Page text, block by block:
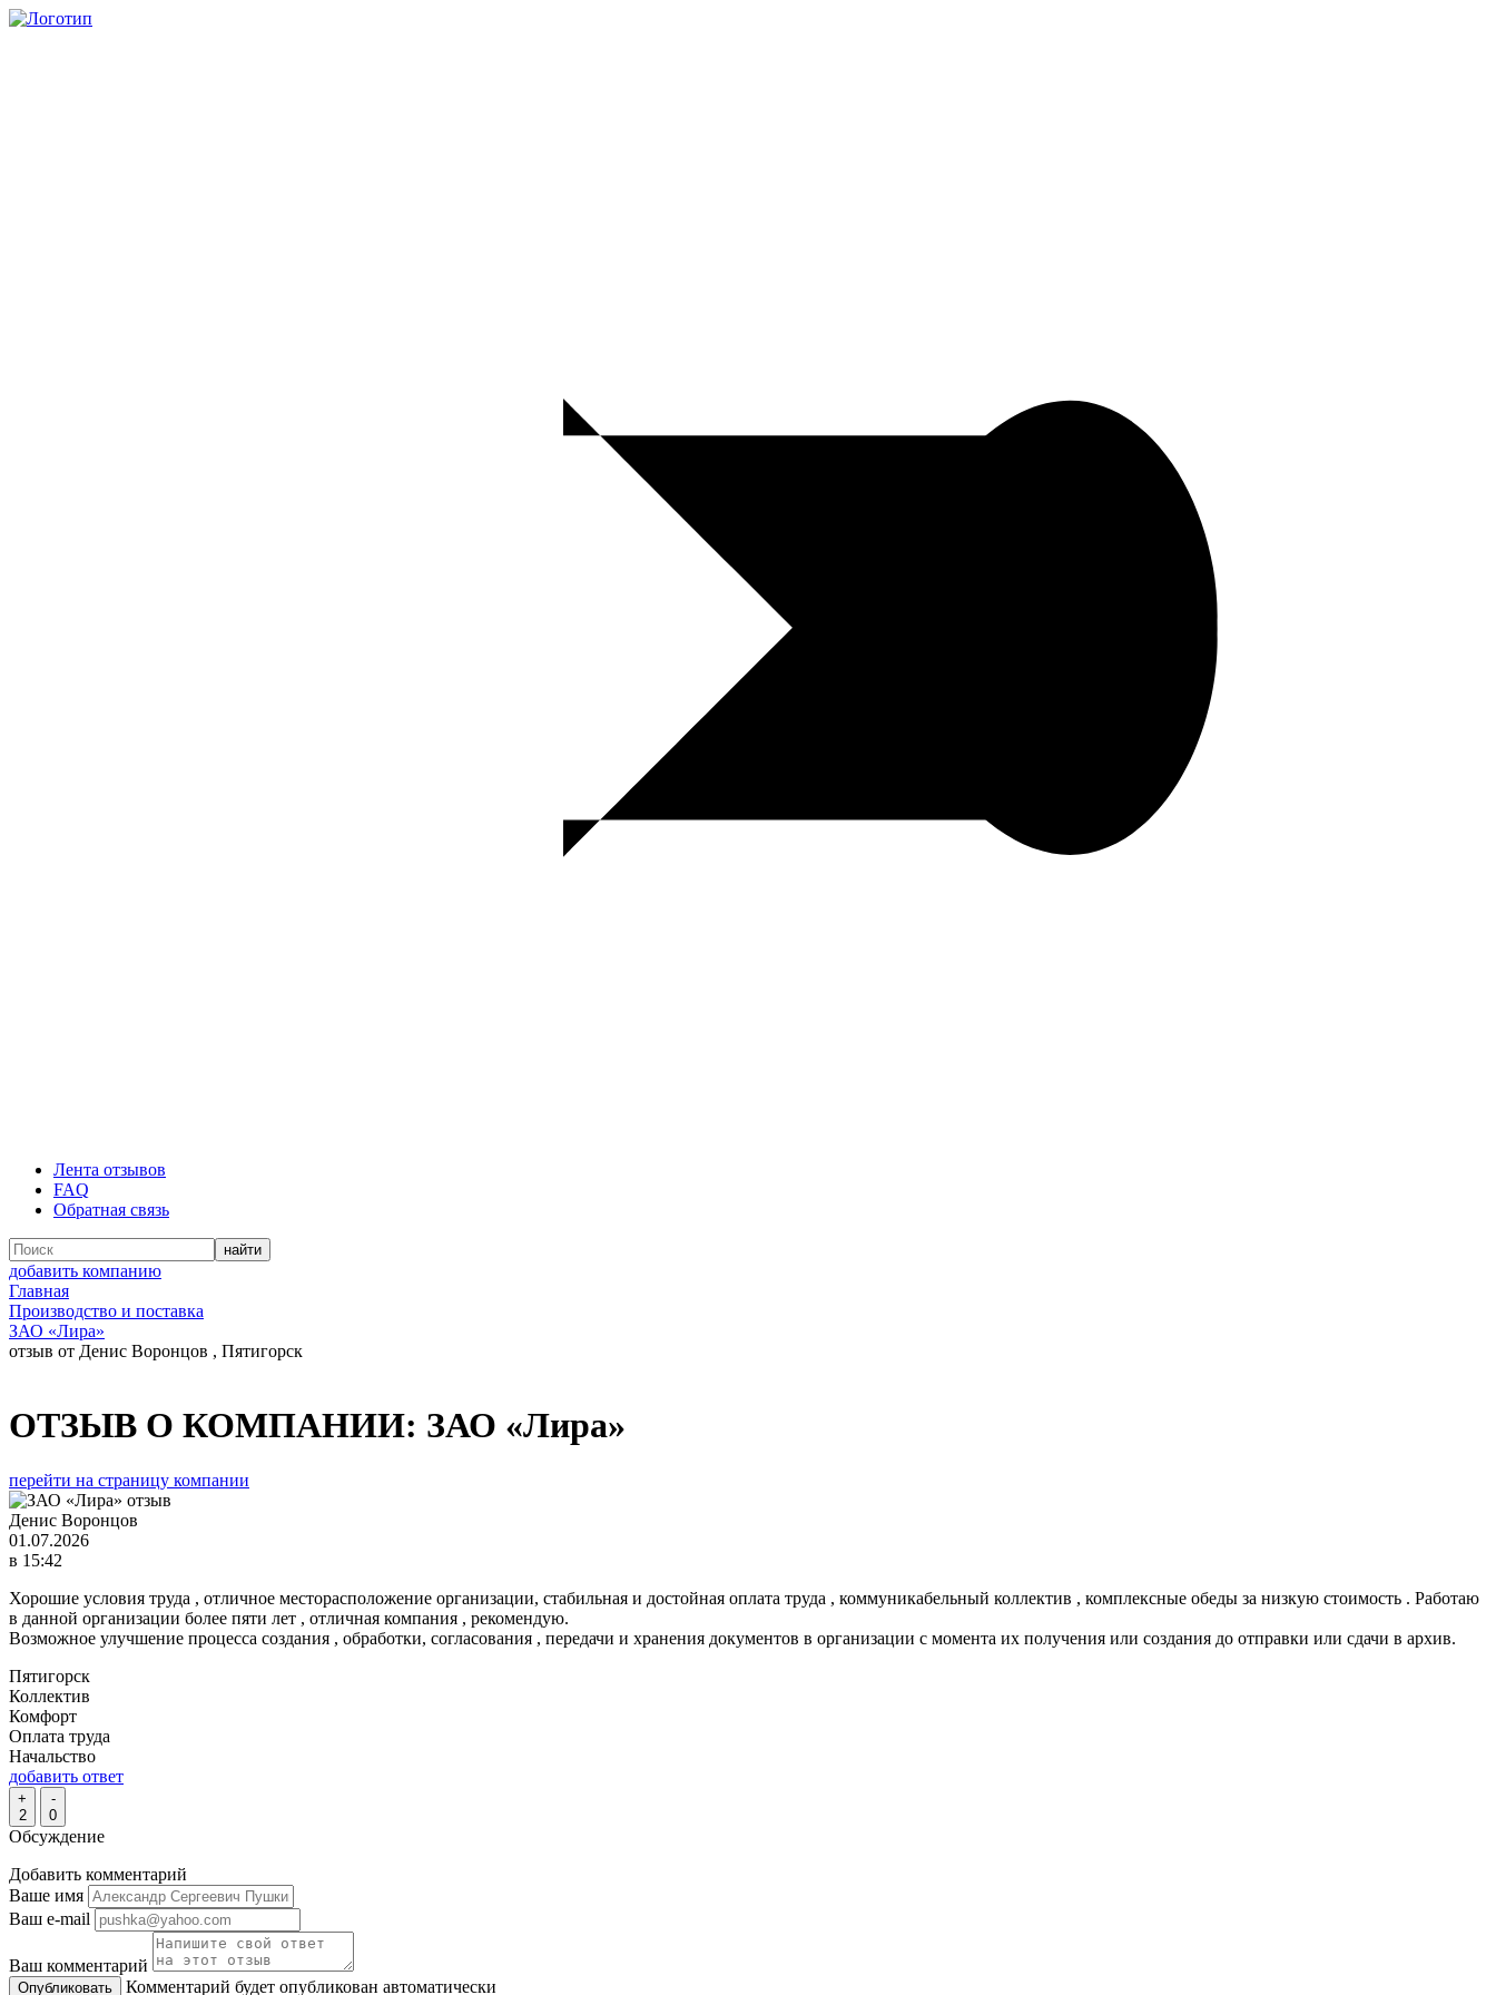
Лента отзывов
FAQ
Обратная связь
добавить компанию
Главная
Производство и поставка
ЗАО «Лира»
отзыв от Денис Воронцов , Пятигорск
ОТЗЫВ О КОМПАНИИ: ЗАО «Лира»
перейти на страницу компании
Денис Воронцов
01.07.2026
в 15:42
Хорошие условия труда , отличное месторасположение организации, стабильная и достойная оплата труда , коммуникабельный коллектив , комплексные обеды за низкую стоимость . Работаю
в данной организации более пяти лет , отличная компания , рекомендую.
Возможное улучшение процесса создания , обработки, согласования , передачи и хранения документов в организации с момента их получения или создания до отправки или сдачи в архив.
Пятигорск
Коллектив
Комфорт
Оплата труда
Начальство
добавить ответ
+
2
-
0
Обсуждение
Добавить комментарий
Ваше имя
Ваш e-mail
Ваш комментарий
Комментарий будет опубликован автоматически